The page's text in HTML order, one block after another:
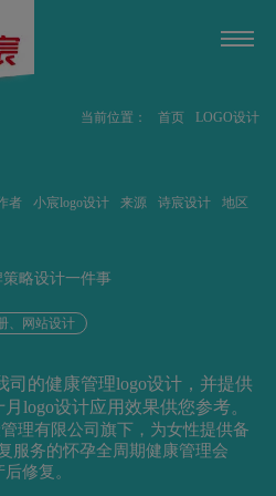
当前位置： 首页
LOGO设计
者 小宸logo设计 来源 诗宸设计
地区
略设计一件事
、网站设计
司的健康管理logo设计，并提供
logo设计应用效果供您参考。
理有限公司旗下，为女性提供备
服务的怀孕全周期健康管理会
修复。